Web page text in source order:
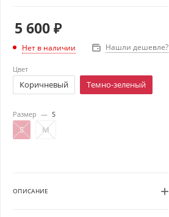
5 600₽
Нет в наличии Нашли дешевле?
Цвет
Коричневый Темно-зеленый
Размер — S
S M
ОПИСАНИЕ